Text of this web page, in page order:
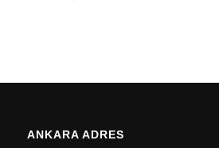
ANKARA ADRES